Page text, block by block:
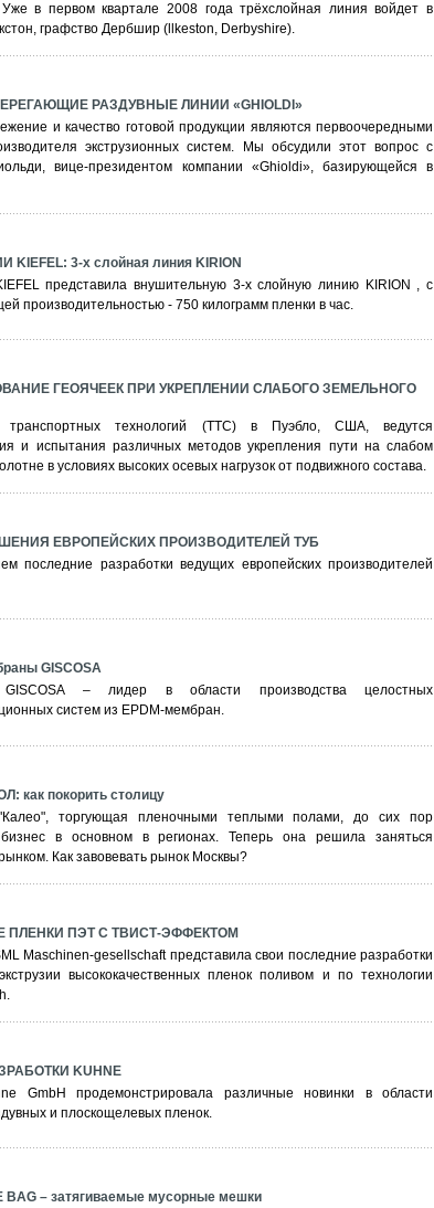
Уже в первом квартале 2008 года трёхслойная линия войдет в
графство Дербшир (llkeston, Derbyshire).
РАЗДУВНЫЕ ЛИНИИ «GHIOLDI»
и качество готовой продукции являются первоочередными
экструзионных систем. Мы обсудили этот вопрос с
вице-президентом компании «Ghioldi», базирующейся в
3-х слойная линия KIRION
представила внушительную 3-х слойную линию KIRION , с
производительностью - 750 килограмм пленки в час.
ГЕОЯЧЕЕК ПРИ УКРЕПЛЕНИИ СЛАБОГО ЗЕМЕЛЬНОГО
технологий (TTC) в Пуэбло, США, ведутся
и испытания различных методов укрепления пути на слабом
в условиях высоких осевых нагрузок от подвижного состава.
ЕВРОПЕЙСКИХ ПРОИЗВОДИТЕЛЕЙ ТУБ
последние разработки ведущих европейских производителей
GISCOSA
GISCOSA – лидер в области производства целостных
систем из EPDM-мембран.
как покорить столицу
торгующая пленочными теплыми полами, до сих пор
в основном в регионах. Теперь она решила заняться
Как завовевать рынок Москвы?
ПЛЕНКИ ПЭТ С ТВИСТ-ЭФФЕКТОМ
Maschinen-gesellschaft представила свои последние разработки
высококачественных пленок поливом и по технологии
KUHNE
GmbH продемонстрировала различные новинки в области
и плоскощелевых пленок.
BAG – затягиваемые мусорные мешки